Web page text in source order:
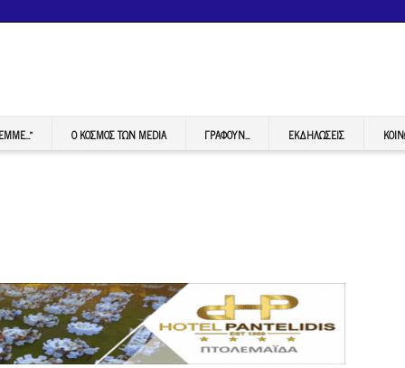
Ο ΚΟΣΜΟΣ ΤΩΝ MEDIA ΓΡΆΦΟΥΝ… ΕΚΔΗΛΏΣΕΙΣ